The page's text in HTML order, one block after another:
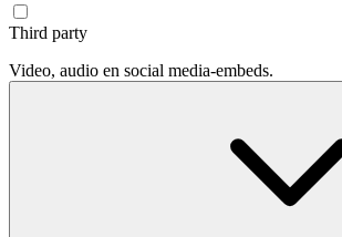
Third party
Video, audio en social media-embeds.